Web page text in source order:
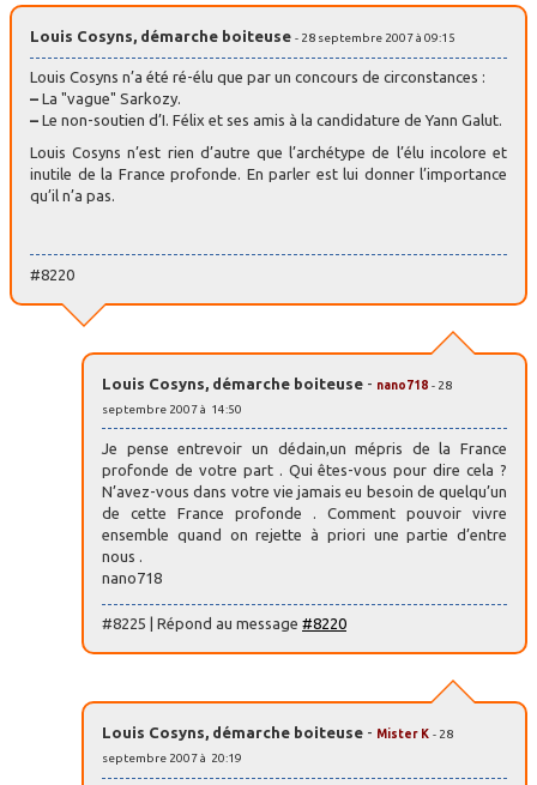
Louis Cosyns, démarche boiteuse - 28 septembre 2007 à 09:15
Louis Cosyns n’a été ré-élu que par un concours de circonstances :
– La "vague" Sarkozy.
– Le non-soutien d’I. Félix et ses amis à la candidature de Yann Galut.
Louis Cosyns n’est rien d’autre que l’archétype de l’élu incolore et
inutile de la France profonde. En parler est lui donner l’importance
qu’il n’a pas.
#8220
Louis Cosyns, démarche boiteuse - nano718 - 28
septembre 2007 à 14:50
Je pense entrevoir un dédain,un mépris de la France
profonde de votre part . Qui êtes-vous pour dire cela ?
N’avez-vous dans votre vie jamais eu besoin de quelqu’un
de cette France profonde . Comment pouvoir vivre
ensemble quand on rejette à priori une partie d’entre
nous .
nano718
#8225 | Répond au message #8220
Louis Cosyns, démarche boiteuse - Mister K - 28
septembre 2007 à 20:19